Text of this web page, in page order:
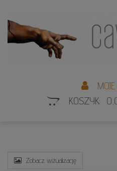
MOJE
KOSZYK:
Zobacz wizualizację